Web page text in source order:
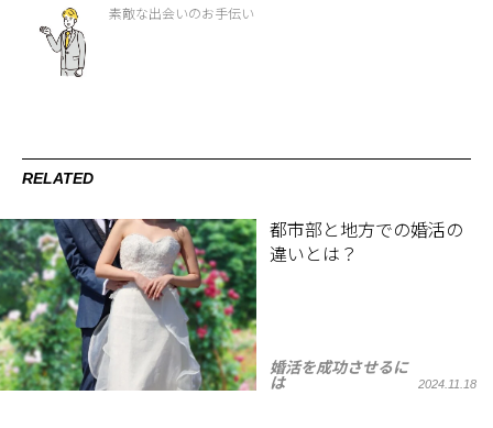
素敵な出会いのお手伝い
RELATED
都市部と地方での婚活の
違いとは？
婚活を成功させるに
は
2024.11.18